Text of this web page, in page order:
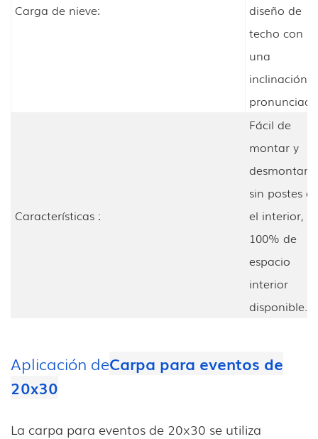
Carga de nieve:
diseño de
techo con
una
inclinación
Características :
Fácil de
montar y
desmontar,
sin postes
el interior,
100% de
espacio
interior
disponible.
Aplicación deCarpa para eventos de
20x30
La carpa para eventos de 20x30 se utiliza